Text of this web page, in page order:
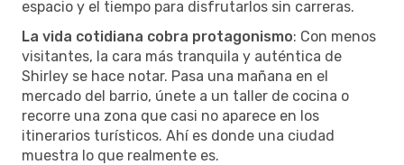
espacio y el tiempo para disfrutarlos sin carreras.
La vida cotidiana cobra protagonismo: Con menos
visitantes, la cara más tranquila y auténtica de
Shirley se hace notar. Pasa una mañana en el
mercado del barrio, únete a un taller de cocina o
recorre una zona que casi no aparece en los
itinerarios turísticos. Ahí es donde una ciudad
muestra lo que realmente es.